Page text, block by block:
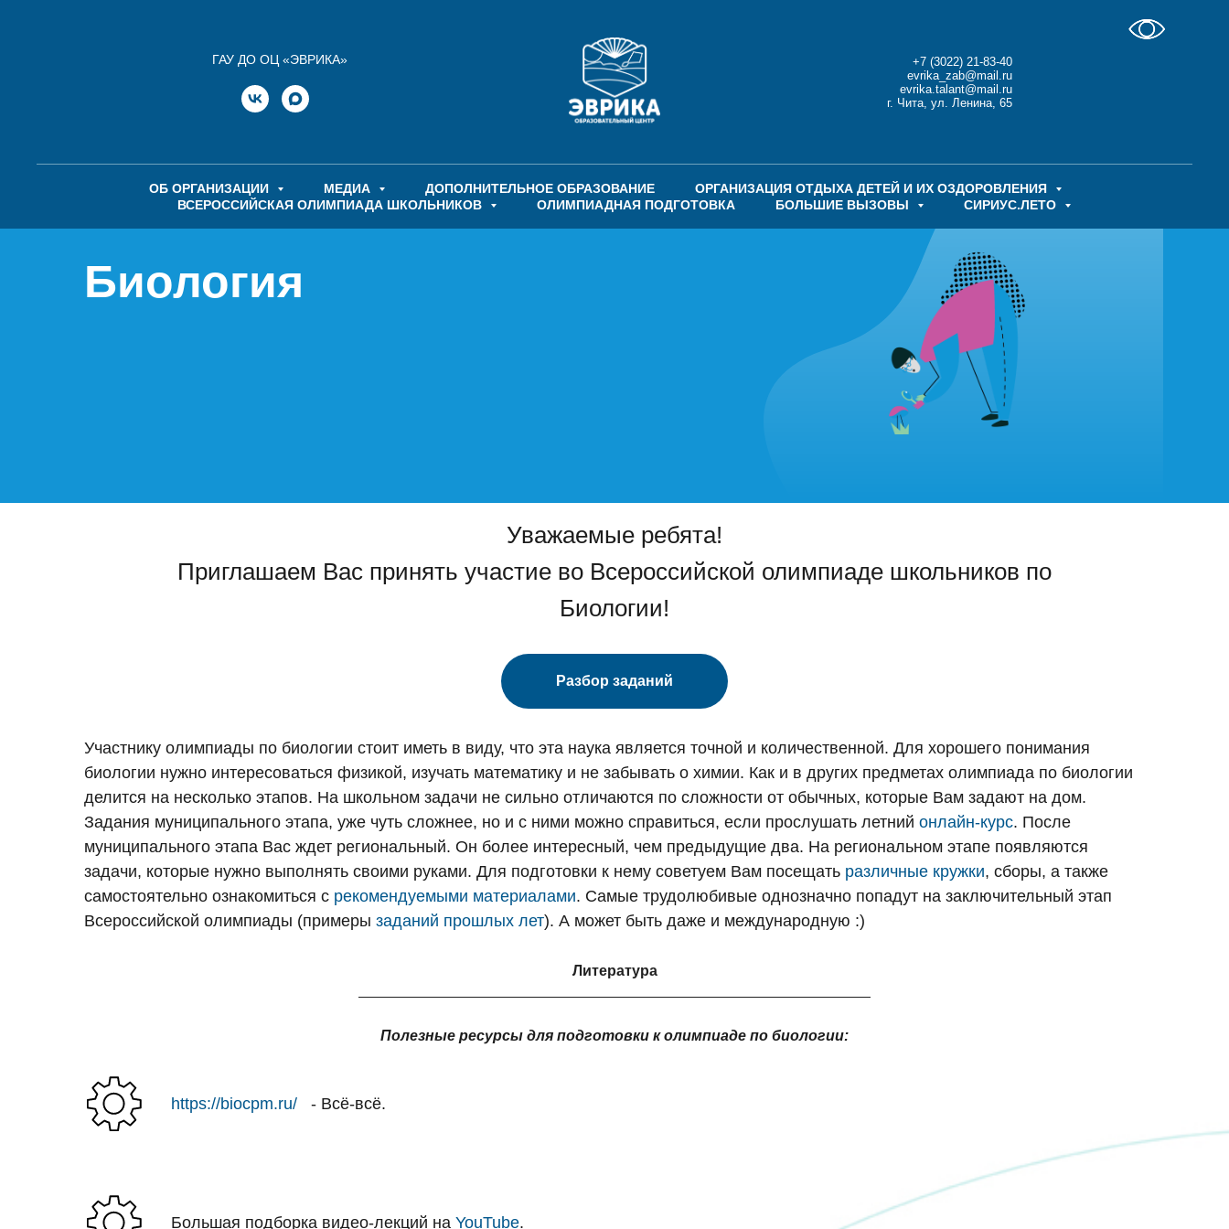
ГАУ ДО ОЦ «ЭВРИКА»
+7 (3022) 21-83-40
evrika_zab@mail.ru
evrika.talant@mail.ru
г. Чита, ул. Ленина, 65
ОБ ОРГАНИЗАЦИИ МЕДИА ДОПОЛНИТЕЛЬНОЕ ОБРАЗОВАНИЕ
ОРГАНИЗАЦИЯ ОТДЫХА ДЕТЕЙ И ИХ ОЗДОРОВЛЕНИЯ
ВСЕРОССИЙСКАЯ ОЛИМПИАДА ШКОЛЬНИКОВ
ОЛИМПИАДНАЯ ПОДГОТОВКА БОЛЬШИЕ ВЫЗОВЫ СИРИУС.ЛЕТО
Биология
Уважаемые ребята!
Приглашаем Вас принять участие во Всероссийской олимпиаде школьников по
Биологии!
Разбор заданий
Участнику олимпиады по биологии стоит иметь в виду, что эта наука является точной и количественной. Для хорошего понимания
биологии нужно интересоваться физикой, изучать математику и не забывать о химии. Как и в других предметах олимпиада по биологии
делится на несколько этапов. На школьном задачи не сильно отличаются по сложности от обычных, которые Вам задают на дом.
Задания муниципального этапа, уже чуть сложнее, но и с ними можно справиться, если прослушать летний онлайн-курс. После
муниципального этапа Вас ждет региональный. Он более интересный, чем предыдущие два. На региональном этапе появляются
задачи, которые нужно выполнять своими руками. Для подготовки к нему советуем Вам посещать различные кружки, сборы, а также
самостоятельно ознакомиться с рекомендуемыми материалами. Самые трудолюбивые однозначно попадут на заключительный этап
Всероссийской олимпиады (примеры заданий прошлых лет). А может быть даже и международную :)
Литература
Полезные ресурсы для подготовки к олимпиаде по биологии:
https://biocpm.ru/ - Всё-всё.
Большая подборка видео-лекций на YouTube.